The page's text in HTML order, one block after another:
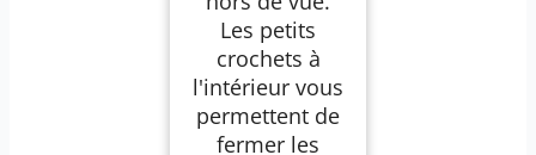
Les petits
crochets à
l'intérieur vous
permettent de
fermer les